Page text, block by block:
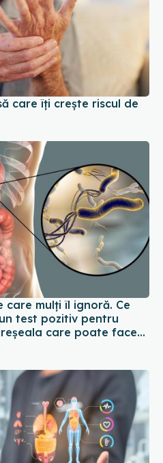
care îți crește riscul de
care mulți îl ignoră. Ce
test pozitiv pentru
care poate face